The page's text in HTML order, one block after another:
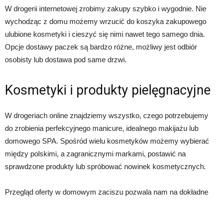
W drogerii internetowej zrobimy zakupy szybko i wygodnie. Nie
wychodząc z domu możemy wrzucić do koszyka zakupowego
ulubione kosmetyki i cieszyć się nimi nawet tego samego dnia.
Opcje dostawy paczek są bardzo różne, możliwy jest odbiór
osobisty lub dostawa pod same drzwi.
Kosmetyki i produkty pielęgnacyjne
W drogeriach online znajdziemy wszystko, czego potrzebujemy
do zrobienia perfekcyjnego manicure, idealnego makijażu lub
domowego SPA. Spośród wielu kosmetyków możemy wybierać
między polskimi, a zagranicznymi markami, postawić na
sprawdzone produkty lub spróbować nowinek kosmetycznych.
Przegląd oferty w domowym zaciszu pozwala nam na dokładne